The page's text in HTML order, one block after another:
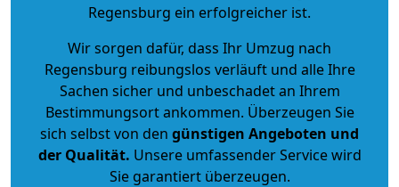
Regensburg ein erfolgreicher ist.
Wir sorgen dafür, dass Ihr Umzug nach
Regensburg reibungslos verläuft und alle Ihre
Sachen sicher und unbeschadet an Ihrem
Bestimmungsort ankommen. Überzeugen Sie
sich selbst von den günstigen Angeboten und
der Qualität. Unsere umfassender Service wird
Sie garantiert überzeugen.